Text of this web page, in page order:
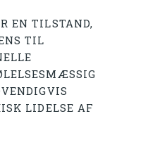
EN TILSTAND,
TIL
LIDELSE AF